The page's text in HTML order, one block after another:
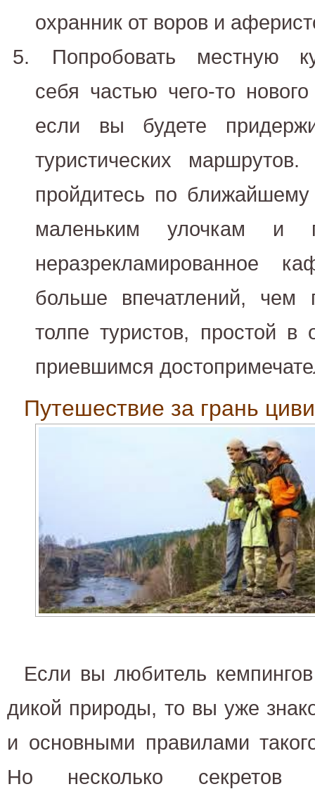
охранник от воров и
Попробовать местную
себя частью чего-то
если вы будете
туристических
пройдитесь по
маленьким улочкам и
неразрекламированное
больше впечатлений, чем
толпе туристов, простой в
приевшимся
Путешествие за грань
Если вы любитель
дикой природы, то вы уже
и основными правилами
Но несколько секретов